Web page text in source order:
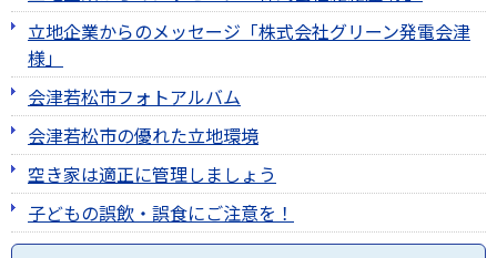
立地企業からのメッセージ「株式会社グリーン発電会津
様」
会津若松市フォトアルバム
会津若松市の優れた立地環境
空き家は適正に管理しましょう
子どもの誤飲・誤食にご注意を！